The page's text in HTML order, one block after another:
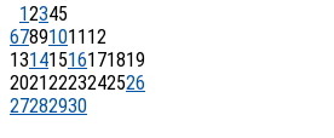
12345
6789101112
13141516171819
20212223242526
27282930